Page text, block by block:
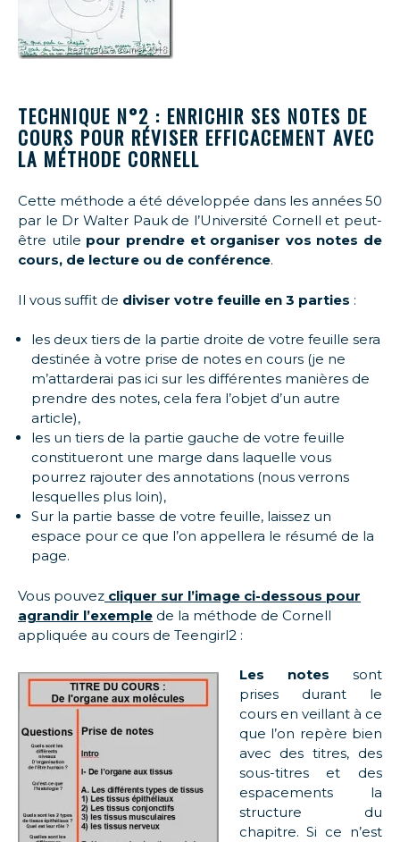
TECHNIQUE N°2 : ENRICHIR SES NOTES DE
COURS POUR RÉVISER EFFICACEMENT AVEC
LA MÉTHODE CORNELL
Cette méthode a été développée dans les années 50
par le Dr Walter Pauk de l’Université Cornell et peut-
être utile pour prendre et organiser vos notes de
cours, de lecture ou de conférence.
Il vous suffit de diviser votre feuille en 3 parties :
les deux tiers de la partie droite de votre feuille sera
destinée à votre prise de notes en cours (je ne
m’attarderai pas ici sur les différentes manières de
prendre des notes, cela fera l’objet d’un autre
article),
les un tiers de la partie gauche de votre feuille
constitueront une marge dans laquelle vous
pourrez rajouter des annotations (nous verrons
lesquelles plus loin),
Sur la partie basse de votre feuille, laissez un
espace pour ce que l’on appellera le résumé de la
page.
Vous pouvez cliquer sur l’image ci-dessous pour
agrandir l’exemple de la méthode de Cornell
appliquée au cours de Teengirl2 :
Les notes sont
prises durant le
cours en veillant à ce
que l’on repère bien
avec des titres, des
sous-titres et des
espacements la
structure du
chapitre. Si ce n’est